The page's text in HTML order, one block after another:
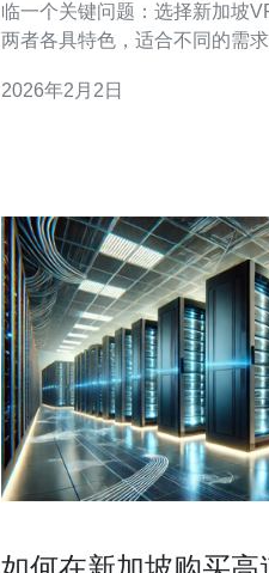
临一个关键问题：选择新加坡
两者各具特色，适合不同的需
价格优势和良好的本地支持受
2026年2月2日